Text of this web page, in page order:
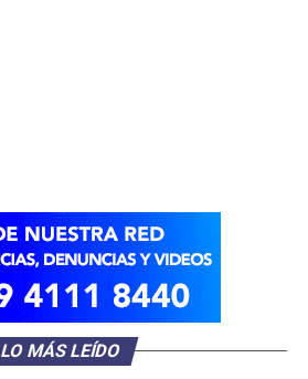
LO MÁS LEÍDO